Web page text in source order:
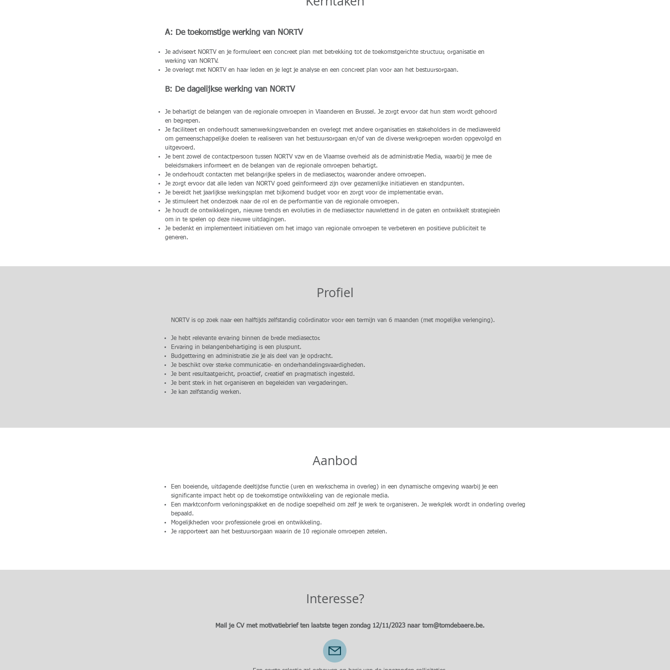
A: De toekomstige werking van NORTV
Je adviseert NORTV en je formuleert een concreet plan met betrekking tot de toekomstgerichte structuur, organisatie en
werking van NORTV.
Je overlegt met NORTV en haar leden en je legt je analyse en een concreet plan voor aan het bestuursorgaan.
B: De dagelijkse werking van NORTV
Je behartigt de belangen van de regionale omroepen in Vlaanderen en Brussel. Je zorgt ervoor dat hun stem wordt gehoord
en begrepen.
Je faciliteert en onderhoudt samenwerkingsverbanden en overlegt met andere organisaties en stakeholders in de mediawereld
om gemeenschappelijke doelen te realiseren van het bestuursorgaan en/of van de diverse werkgroepen worden opgevolgd en
uitgevoerd.
Je bent zowel de contactpersoon tussen NORTV vzw en de Vlaamse overheid als de administratie Media, waarbij je mee de
beleidsmakers informeert en de belangen van de regionale omroepen behartigt.
Je onderhoudt contacten met belangrijke spelers in de mediasector, waaronder andere omroepen.
Je zorgt ervoor dat alle leden van NORTV goed geïnformeerd zijn over gezamenlijke initiatieven en standpunten.
Je bereidt het jaarlijkse werkingsplan met bijkomend budget voor en zorgt voor de implementatie ervan.
Je stimuleert het onderzoek naar de rol en de performantie van de regionale omroepen.
Je houdt de ontwikkelingen, nieuwe trends en evoluties in de mediasector nauwlettend in de gaten en ontwikkelt strategieën
om in te spelen op deze nieuwe uitdagingen.
Je bedenkt en implementeert initiatieven om het imago van regionale omroepen te verbeteren en positieve publiciteit te
generen.
Profiel
NORTV is op zoek naar een halftijds zelfstandig coördinator voor een termijn van 6 maanden (met mogelijke verlenging).
Je hebt relevante ervaring binnen de brede mediasector.
Ervaring in belangenbehartiging is een pluspunt.
Budgettering en administratie zie je als deel van je opdracht.
Je beschikt over sterke communicatie- en onderhandelingsvaardigheden.
Je bent resultaatgericht, proactief, creatief en pragmatisch ingesteld.
Je bent sterk in het organiseren en begeleiden van vergaderingen.
Je kan zelfstandig werken.
Aanbod
Een boeiende, uitdagende deeltijdse functie (uren en werkschema in overleg) in een dynamische omgeving waarbij je een
significante impact hebt op de toekomstige ontwikkeling van de regionale media.
Een marktconform verloningspakket en de nodige soepelheid om zelf je werk te organiseren. Je werkplek wordt in onderling overleg
bepaald.
Mogelijkheden voor professionele groei en ontwikkeling.
Je rapporteert aan het bestuursorgaan waarin de 10 regionale omroepen zetelen.
Interesse?
Mail je CV met motivatiebrief ten laatste tegen zondag 12/11/2023 naar tom@tomdebaere.be.